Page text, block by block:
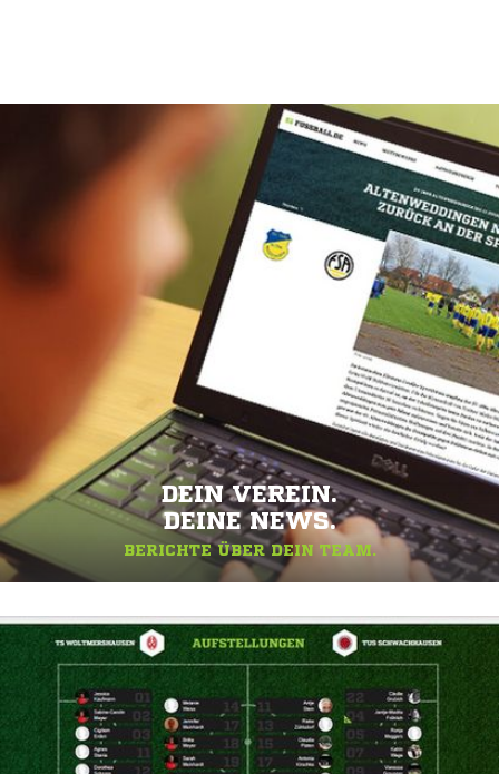
DEIN VEREIN.
DEINE NEWS.
BERICHTE ÜBER DEIN TEAM.